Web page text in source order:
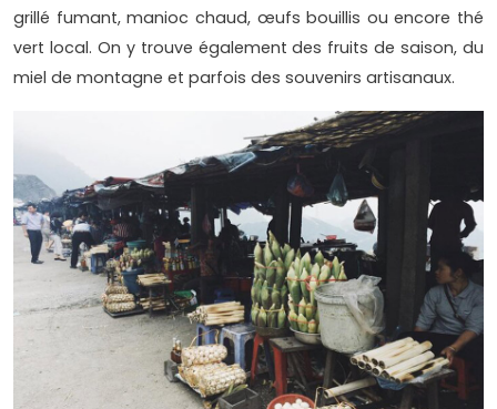
grillé fumant, manioc chaud, œufs bouillis ou encore thé
vert local. On y trouve également des fruits de saison, du
miel de montagne et parfois des souvenirs artisanaux.